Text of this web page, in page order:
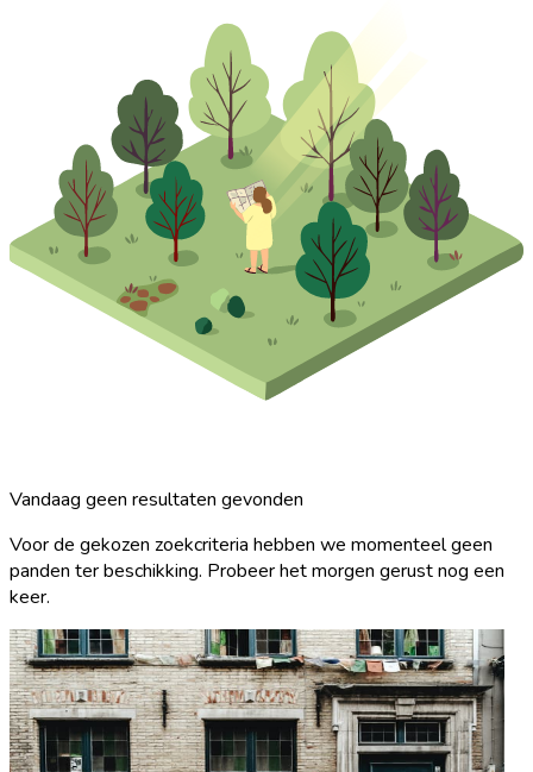
Vandaag geen resultaten gevonden
Voor de gekozen zoekcriteria hebben we momenteel geen
panden ter beschikking. Probeer het morgen gerust nog een
keer.